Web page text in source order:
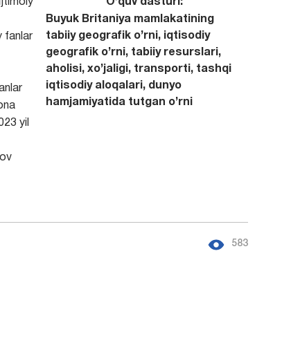
fanlar
yil
O’quv dasturi:
Buyuk Britaniya mamlakatining
tabiiy geografik o’rni, iqtisodiy
geografik o’rni, tabiiy resurslari,
aholisi, xo’jaligi, transporti, tashqi
iqtisodiy aloqalari, dunyo
hamjamiyatida tutgan o’rni
583